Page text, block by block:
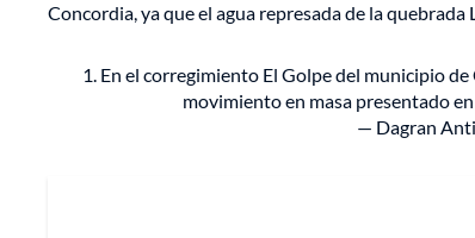
Concordia, ya que el agua represada de la
1. En el corregimiento El Golpe del municipio
movimiento en masa presentado
— Dagran